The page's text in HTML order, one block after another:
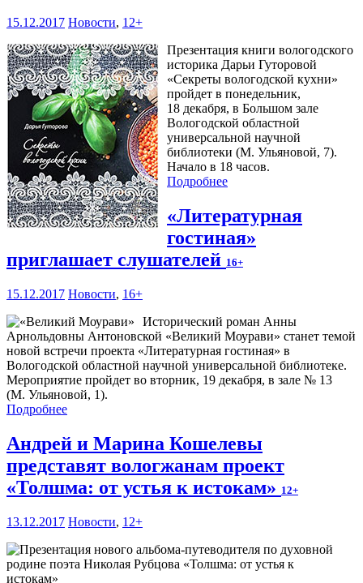
15.12.2017 Новости, 12+
Презентация книги вологодского
историка Дарьи Гуторовой
«Секреты вологодской кухни»
пройдет в понедельник,
18 декабря, в Большом зале
Вологодской областной
универсальной научной
библиотеки (М. Ульяновой, 7).
Начало в 18 часов.
Подробнее
«Литературная
гостиная»
приглашает слушателей 16+
15.12.2017 Новости, 16+
Исторический роман Анны
Арнольдовны Антоновской «Великий Моурави» станет темой
новой встречи проекта «Литературная гостиная» в
Вологодской областной научной универсальной библиотеке.
Мероприятие пройдет во вторник, 19 декабря, в зале № 13
(М. Ульяновой, 1).
Подробнее
Андрей и Марина Кошелевы
представят вологжанам проект
«Толшма: от устья к истокам» 12+
13.12.2017 Новости, 12+